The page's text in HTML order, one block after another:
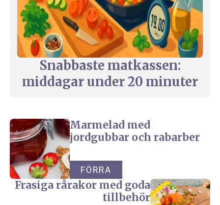
Snabbaste matkassen:
middagar under 20 minuter
Marmelad med
jordgubbar och rabarber
FÖRRA
Frasiga rårakor med goda
tillbehör